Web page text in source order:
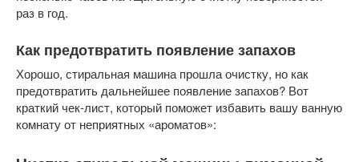
раз в год.
Как предотвратить появление запахов
Хорошо, стиральная машина прошла очистку, но как
предотвратить дальнейшее появление запахов? Вот
краткий чек-лист, который поможет избавить вашу ванную
комнату от неприятных «ароматов»: